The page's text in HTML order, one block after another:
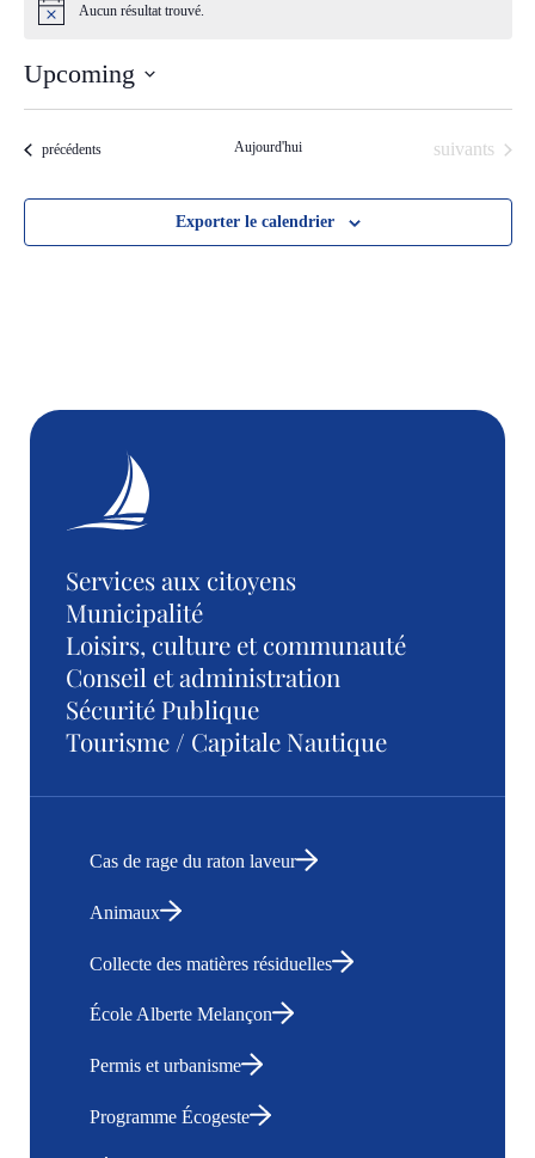
Notice Aucun résultat trouvé.
Upcoming
date.Évènements
précédents Aujourd'hui Évènements
suivants
Exporter le calendrier
Services aux citoyens
Municipalité
Loisirs, culture et communauté
Conseil et administration
Sécurité Publique
Tourisme / Capitale Nautique
Cas de rage du raton laveur
Animaux
Collecte des matières résiduelles
École Alberte Melançon
Permis et urbanisme
Programme Écogeste